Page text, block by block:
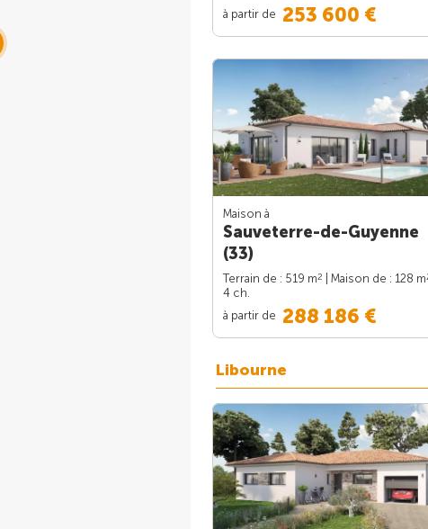
à partir de 253 600 €
Maison à
Sauveterre-de-Guyenne
(33)
Terrain de : 519 m2 | Maison de : 128 m
4 ch.
à partir de 288 186 €
Libourne